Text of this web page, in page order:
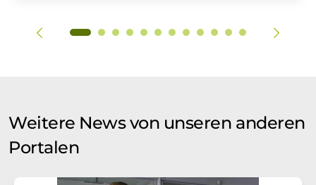
Weitere News von unseren anderen
Portalen